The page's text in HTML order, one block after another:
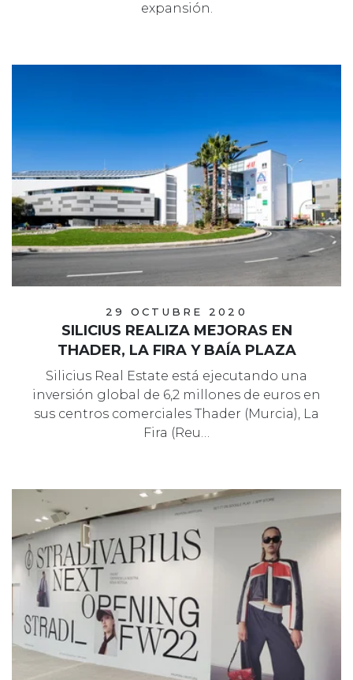
expansión.
29 OCTUBRE 2020
SILICIUS REALIZA MEJORAS EN
THADER, LA FIRA Y BAÍA PLAZA
Silicius Real Estate está ejecutando una
inversión global de 6,2 millones de euros en
sus centros comerciales Thader (Murcia), La
Fira (Reu…